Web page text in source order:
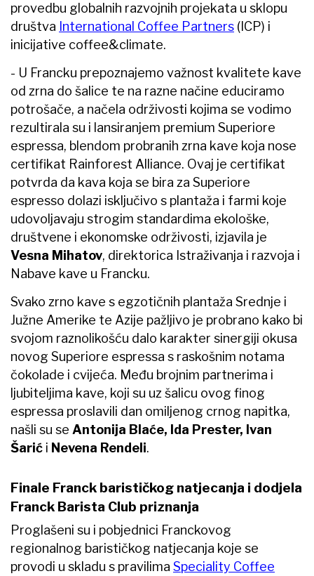
provedbu globalnih razvojnih projekata u sklopu
društva International Coffee Partners (ICP) i
inicijative coffee&climate.
- U Francku prepoznajemo važnost kvalitete kave
od zrna do šalice te na razne načine educiramo
potrošače, a načela održivosti kojima se vodimo
rezultirala su i lansiranjem premium Superiore
espressa, blendom probranih zrna kave koja nose
certifikat Rainforest Alliance. Ovaj je certifikat
potvrda da kava koja se bira za Superiore
espresso dolazi isključivo s plantaža i farmi koje
udovoljavaju strogim standardima ekološke,
društvene i ekonomske održivosti, izjavila je
Vesna Mihatov, direktorica Istraživanja i razvoja i
Nabave kave u Francku.
Svako zrno kave s egzotičnih plantaža Srednje i
Južne Amerike te Azije pažljivo je probrano kako bi
svojom raznolikošću dalo karakter sinergiji okusa
novog Superiore espressa s raskošnim notama
čokolade i cvijeća. Među brojnim partnerima i
ljubiteljima kave, koji su uz šalicu ovog finog
espressa proslavili dan omiljenog crnog napitka,
našli su se Antonija Blaće, Ida Prester, Ivan
Šarić i Nevena Rendeli.
Finale Franck barističkog natjecanja i dodjela
Franck Barista Club priznanja
Proglašeni su i pobjednici Franckovog
regionalnog barističkog natjecanja koje se
provodi u skladu s pravilima Speciality Coffee